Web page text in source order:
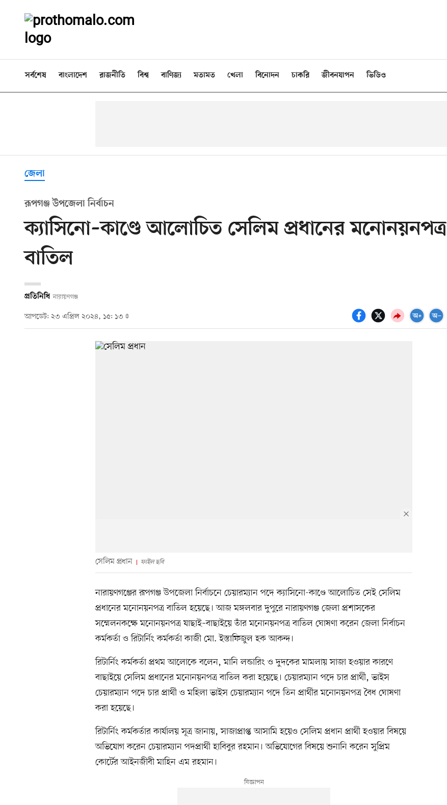
সর্বশেষ বাংলাদেশ রাজনীতি বিশ্ব বাণিজ্য মতামত খেলা বিনোদন চাকরি জীবনযাপন ভিডিও
জেলা
রূপগঞ্জ উপজেলা নির্বাচন
ক্যাসিনো–কাণ্ডে আলোচিত সেলিম প্রধানের মনোনয়নপত্র
বাতিল
প্রতিনিধি নারায়ণগঞ্জ
আপডেট: ২৩ এপ্রিল ২০২৪, ১৫: ১৩
সেলিম প্রধান ফাইল ছবি
নারায়ণগঞ্জের রূপগঞ্জ উপজেলা নির্বাচনে চেয়ারম্যান পদে ক্যাসিনো-কাণ্ডে আলোচিত সেই সেলিম
প্রধানের মনোনয়নপত্র বাতিল হয়েছে। আজ মঙ্গলবার দুপুরে নারায়ণগঞ্জ জেলা প্রশাসকের
সম্মেলনকক্ষে মনোনয়নপত্র যাছাই–বাছাইয়ে তাঁর মনোনয়নপত্র বাতিল ঘোষণা করেন জেলা নির্বাচন
কর্মকর্তা ও রিটার্নিং কর্মকর্তা কাজী মো. ইস্তাফিজুল হক আকন্দ।
রিটার্নিং কর্মকর্তা প্রথম আলোকে বলেন, মানি লন্ডারিং ও দুদকের মামলায় সাজা হওয়ার কারণে
বাছাইয়ে সেলিম প্রধানের মনোনয়নপত্র বাতিল করা হয়েছে। চেয়ারম্যান পদে চার প্রার্থী, ভাইস
চেয়ারম্যান পদে চার প্রার্থী ও মহিলা ভাইস চেয়ারম্যান পদে তিন প্রার্থীর মনোনয়নপত্র বৈধ ঘোষণা
করা হয়েছে।
রিটার্নিং কর্মকর্তার কার্যালয় সূত্র জানায়, সাজাপ্রাপ্ত আসামি হয়েও সেলিম প্রধান প্রার্থী হওয়ার বিষয়ে
অভিযোগ করেন চেয়ারম্যান পদপ্রার্থী হাবিবুর রহমান। অভিযোগের বিষয়ে শুনানি করেন সুপ্রিম
কোর্টের আইনজীবী মাহিন এম রহমান।